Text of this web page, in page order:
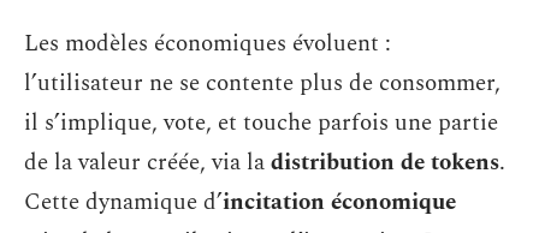
Les modèles économiques évoluent :
l’utilisateur ne se contente plus de consommer,
il s’implique, vote, et touche parfois une partie
de la valeur créée, via ladistribution de tokens.
Cette dynamique d’incitation économique